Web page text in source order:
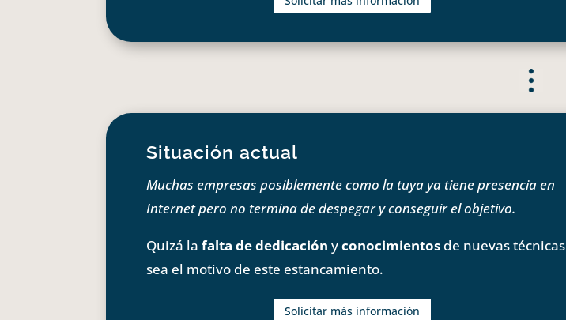
Situación actual
Muchas empresas posiblemente como la tuya ya tiene presencia en
Internet pero no termina de despegar y conseguir el objetivo.
Quizá lafalta de dedicación yconocimientos de nuevas técnicas
sea el motivo de este estancamiento.
Solicitar más información